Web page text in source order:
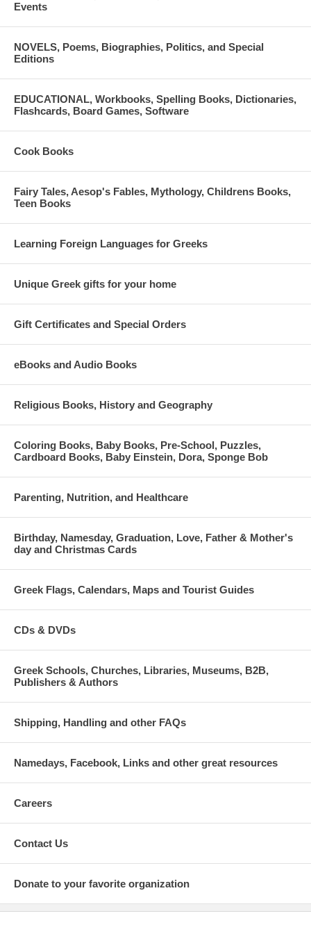
περιγράφουν με γλαφυρό τρόπο και συγκινητικά λόγια. Τίποτα δεν
μπορεί πια να κρύψει την αλήθεια που για εκατό χρόνια
Σμύρνης δεν ήταν τυχαίο γεγονός αλλά εσκεμμένη ενέργεια
προκειμένου οι Έλληνες της Σμύρνης να οδηγηθούν μακριά από την
Το χρονικό της πυρπόλησης της Σμύρνης όπως δε γράφτηκε ποτέ
μέχρι σήμερα.
Greek. Psichogios publications.
ISBN: 978-618-01-4677-6
Events
NOVELS, Poems, Biographies, Politics, and Special
Editions
EDUCATIONAL, Workbooks, Spelling Books, Dictionaries,
Flashcards, Board Games, Software
Cook Books
Fairy Tales, Aesop's Fables, Mythology, Childrens Books,
Teen Books
Learning Foreign Languages for Greeks
Unique Greek gifts for your home
Gift Certificates and Special Orders
eBooks and Audio Books
Religious Books, History and Geography
Coloring Books, Baby Books, Pre-School, Puzzles,
Cardboard Books, Baby Einstein, Dora, Sponge Bob
Parenting, Nutrition, and Healthcare
Birthday, Namesday, Graduation, Love, Father & Mother's
day and Christmas Cards
Greek Flags, Calendars, Maps and Tourist Guides
CDs & DVDs
Greek Schools, Churches, Libraries, Museums, B2B,
Publishers & Authors
Shipping, Handling and other FAQs
Namedays, Facebook, Links and other great resources
Careers
Contact Us
Donate to your favorite organization